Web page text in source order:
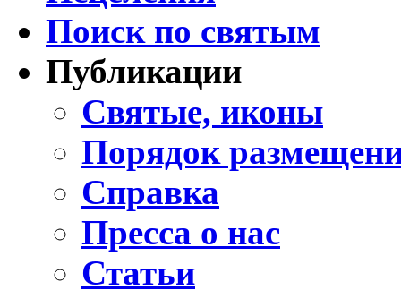
Поиск по святым
Публикации
Святые, иконы
Порядок
Справка
Пресса о нас
Статьи